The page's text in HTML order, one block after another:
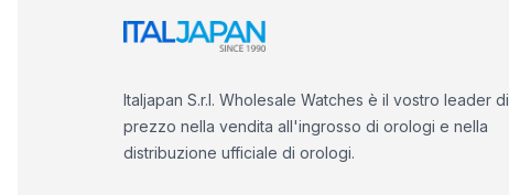
Italjapan S.r.l. Wholesale Watches è il vostro leader di
prezzo nella vendita all'ingrosso di orologi e nella
distribuzione ufficiale di orologi.